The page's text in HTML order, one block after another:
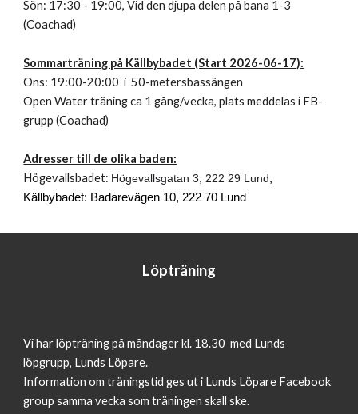
Sön: 17:30 - 19:00, Vid den djupa delen på bana 1-3
(Coachad)
Sommarträning på Källbybadet (Start 2026-06-17):
Ons: 19:00-20:00 i 50-metersbassängen
Open Water träning ca 1 gång/vecka, plats meddelas i FB-
grupp (Coachad)
Adresser till de olika baden:
Högevallsbadet: Högevallsgatan 3, 222 29 Lund,
Källbybadet: Badarevägen 10, 222 70 Lund
Löpträning
Vi har löpträning på måndagerkl. 18.30 med Lunds
löpgrupp, Lunds Löpare.
Information om träningstid ges ut i Lunds Löpare Facebook
group samma vecka som träningen skall ske.